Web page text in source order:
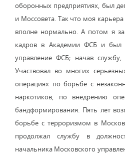
оборонных предприятиях, был
и Моссовета. Так что моя
вполне нормально. А потом я
кадров в Академии ФСБ и был
управление ФСБ; начав службу,
Участвовал во многих
операциях по борьбе с
наркотиков, по внедрению
бандформирования. Пять лет
борьбе с терроризмом в
продолжал службу в
начальника Московского